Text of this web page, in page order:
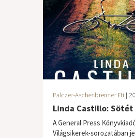
Palczer-Aschenbrenner Eti |
Linda Castillo: Sötét
A General Press
Világsikerek-sorozatában